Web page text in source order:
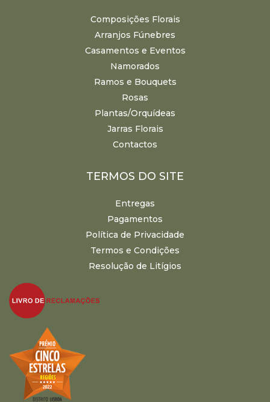
Composições Florais
Arranjos Fúnebres
Casamentos e Eventos
Namorados
Ramos e Bouquets
Rosas
Plantas/Orquídeas
Jarras Florais
Contactos
TERMOS DO SITE
Entregas
Pagamentos
Política de Privacidade
Termos e Condições
Resolução de Litígios